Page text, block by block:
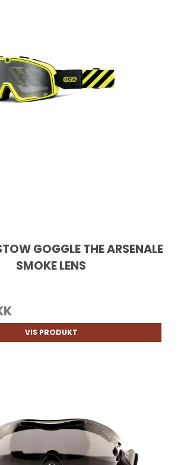
GOGGLE THE ARSENALE
SMOKE LENS
VIS PRODUKT